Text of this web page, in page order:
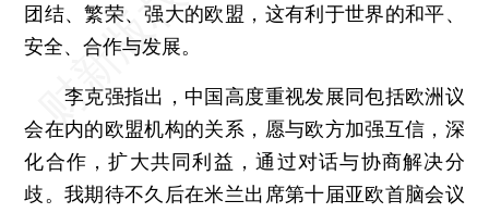
团结、繁荣、强大的欧盟，这有利于世界的和平、
安全、合作与发展。
李克强指出，中国高度重视发展同包括欧洲议
会在内的欧盟机构的关系，愿与欧方加强互信，深
化合作，扩大共同利益，通过对话与协商解决分
歧。我期待不久后在米兰出席第十届亚欧首脑会议